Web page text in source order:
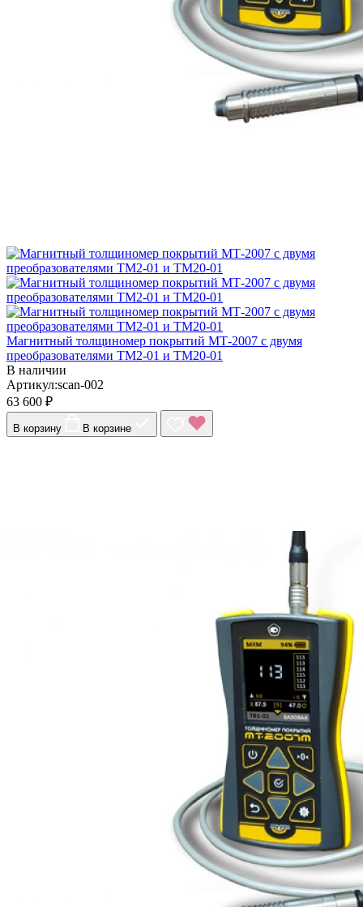
Магнитный толщиномер покрытий МТ-2007 с двумя
преобразователями ТМ2-01 и ТМ20-01
В наличии
Артикул:scan-002
63 600 ₽
В корзину В корзине